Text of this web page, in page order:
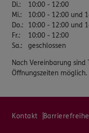
Di.:
10:00 - 12:00
Mi.:
10:00 - 12:00 und
Do.:
10:00 - 12:00 und
Fr.:
10:00 - 12:00
Sa.: geschlossen
Nach Vereinbarung
Öffnungszeiten möglich.
Kontakt